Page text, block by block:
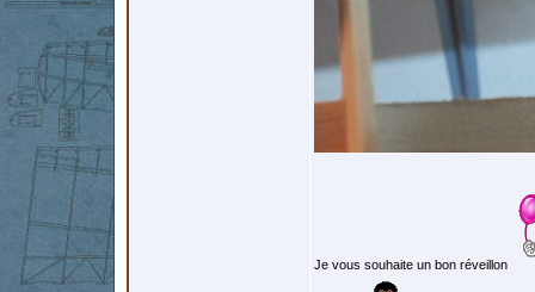
Je vous souhaite un bon réveillon